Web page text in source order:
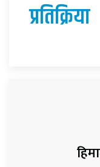
प्रतिक्रिया